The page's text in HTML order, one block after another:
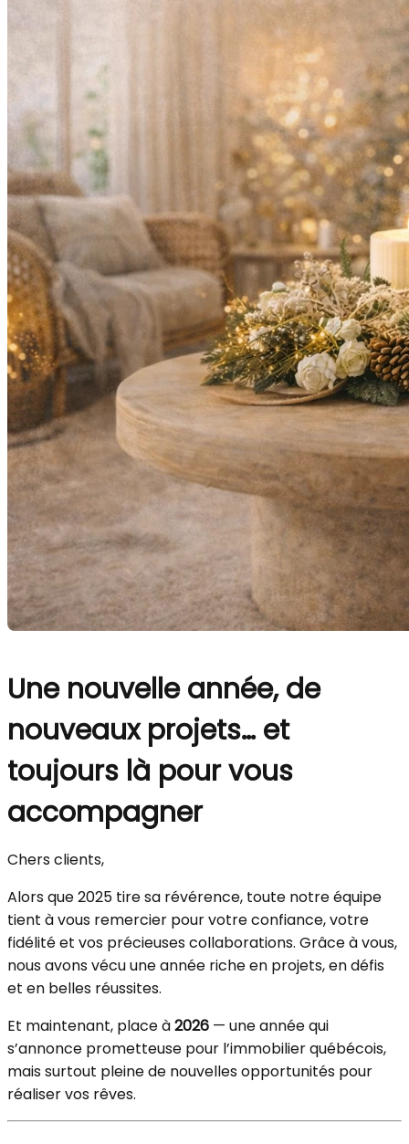
Une nouvelle année, de
nouveaux projets… et
toujours là pour vous
accompagner
Chers clients,
Alors que 2025 tire sa révérence, toute notre équipe
tient à vous remercier pour votre confiance, votre
fidélité et vos précieuses collaborations. Grâce à vous,
nous avons vécu une année riche en projets, en défis
et en belles réussites.
Et maintenant, place à2026 — une année qui
s’annonce prometteuse pour l’immobilier québécois,
mais surtout pleine de nouvelles opportunités pour
réaliser vos rêves.